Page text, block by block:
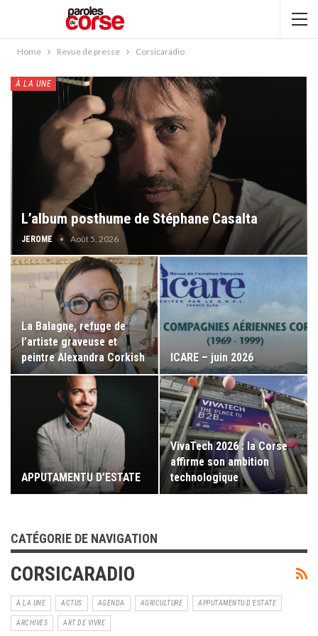
Home Revue de presse Corsicaradio
À LA UNE
L’album posthume de Stéphane Casalta
JEROME Août 5, 2026
La Balagne, refuge de
l’artiste graveuse et
peintre Alexandra Corkish
ICARE – juin 2026
APPUTAMENTU D’ESTATE
VivaTech 2026 : la Corse
affirme son ambition
technologique
CATÉGORIE DE NAVIGATION
CORSICARADIO
À LA UNE ACTUS AGENDA AGRICULTURE APPUTAMENTU D'ESTATE
ARCHIVES ART DE VIVRE